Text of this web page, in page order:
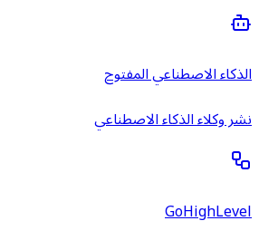
الذكاء الاصطناعي المفتوح
نشر وكلاء الذكاء الاصطناعي
GoHighLevel